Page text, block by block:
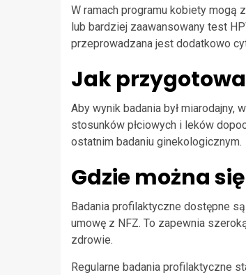
W ramach programu kobiety mogą
lub bardziej zaawansowany test
przeprowadzana jest dodatkowo
Jak
Aby wynik badania był
stosunków płciowych i leków
ostatnim badaniu ginekologicznym.
Gdzie można
Badania profilaktyczne dostępne
umowę z NFZ. To zapewnia
zdrowie.
Regularne badania profilaktyczne